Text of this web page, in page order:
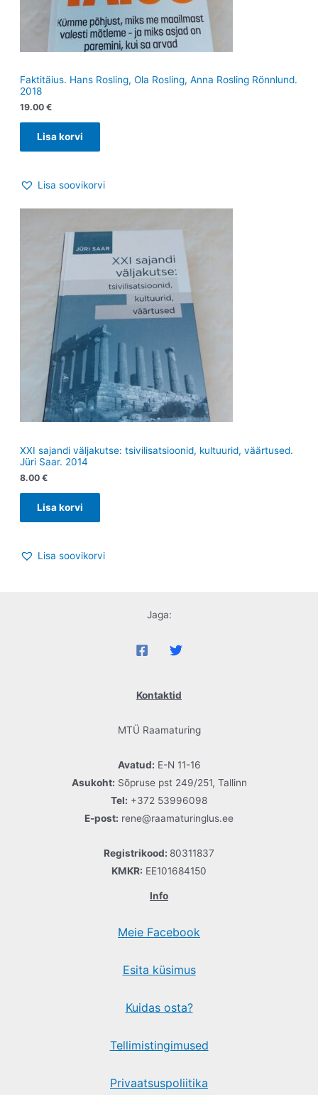
Faktitäius. Hans Rosling, Ola Rosling, Anna Rosling Rönnlund.
2018
19.00 €
Lisa korvi
Lisa soovikorvi
XXI sajandi väljakutse: tsivilisatsioonid, kultuurid, väärtused.
Jüri Saar. 2014
8.00 €
Lisa korvi
Lisa soovikorvi
Jaga:
Kontaktid
MTÜ Raamaturing
Avatud: E-N 11-16
Asukoht: Sõpruse pst 249/251, Tallinn
Tel: +372 53996098
E-post: rene@raamaturinglus.ee
Registrikood: 80311837
KMKR: EE101684150
Info
Meie Facebook
Esita küsimus
Kuidas osta?
Tellimistingimused
Privaatsuspoliitika